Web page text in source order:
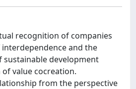
recognition of companies
and the
development
value cocreation.
from the perspective